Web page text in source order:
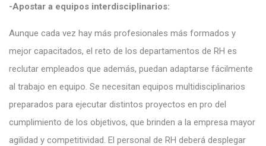
-Apostar a equipos interdisciplinarios:
Aunque cada vez hay más profesionales más formados y
mejor capacitados, el reto de los departamentos de RH es
reclutar empleados que además, puedan adaptarse fácilmente
al trabajo en equipo. Se necesitan equipos multidisciplinarios
preparados para ejecutar distintos proyectos en pro del
cumplimiento de los objetivos, que brinden a la empresa mayor
agilidad y competitividad. El personal de RH deberá desplegar